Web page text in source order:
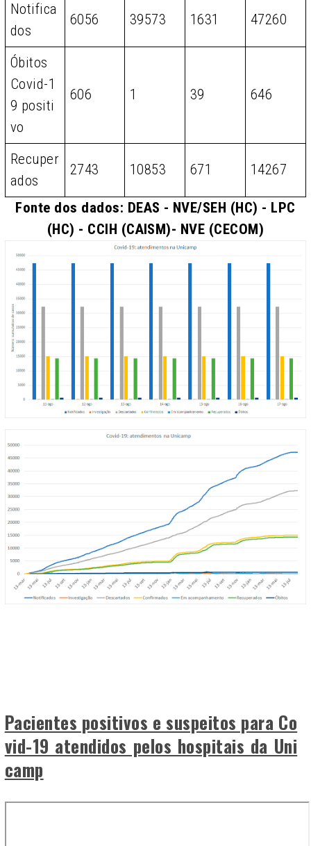
Notifica
dos
6056 39573 1631 47260
Óbitos
Covid-1
9 positi
vo
606 1 39 646
Recuper
ados
2743 10853 671 14267
Fonte dos dados: DEAS - NVE/SEH (HC) - LPC
(HC) - CCIH (CAISM)- NVE (CECOM)
Pacientes positivos e suspeitos para Co
vid-19 atendidos pelos hospitais da Uni
camp